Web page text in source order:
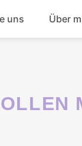
uns Über